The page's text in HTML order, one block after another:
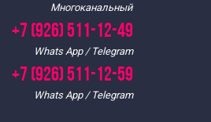
Многоканальный
+7 (926) 511-12-49
Whats App / Telegram
+7 (926) 511-12-59
Whats App / Telegram